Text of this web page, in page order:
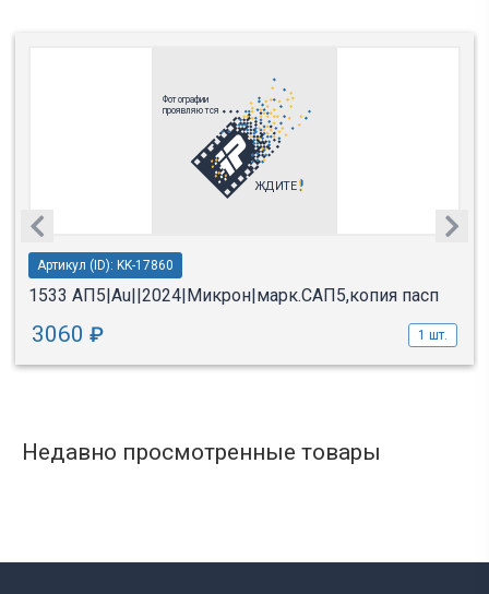
Артикул (ID): KK-17860
1533 АП5|Au||2024|Микрон|марк.САП5,копия пасп
3060 ₽ 1 шт.
Недавно просмотренные товары